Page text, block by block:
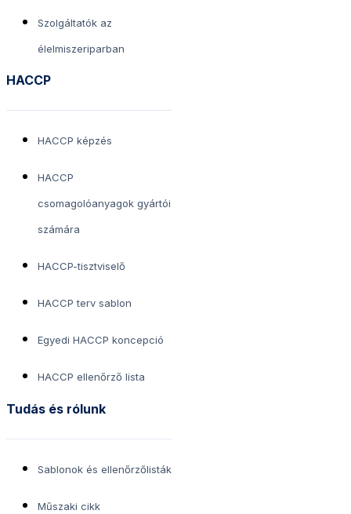
Szolgáltatók az
élelmiszeriparban
HACCP
HACCP képzés
HACCP
csomagolóanyagok gyártói
számára
HACCP-tisztviselő
HACCP terv sablon
Egyedi HACCP koncepció
HACCP ellenőrző lista
Tudás és rólunk
Sablonok és ellenőrzőlisták
Műszaki cikk